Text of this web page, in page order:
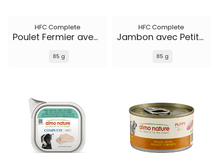
HFC Complete
Poulet Fermier avec Courgettes
85 g
HFC Complete
Jambon avec Petits Pois
85 g